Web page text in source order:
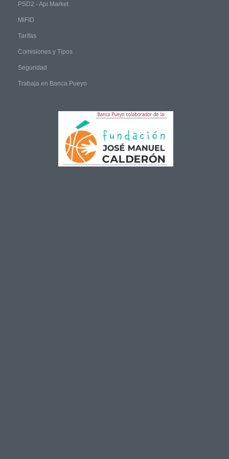
PSD2 - Api Market
MiFID
Tarifas
Comisiones y Tipos
Seguridad
Trabaja en Banca Pueyo